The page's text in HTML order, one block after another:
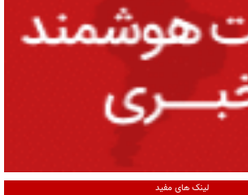
لینک های مفید